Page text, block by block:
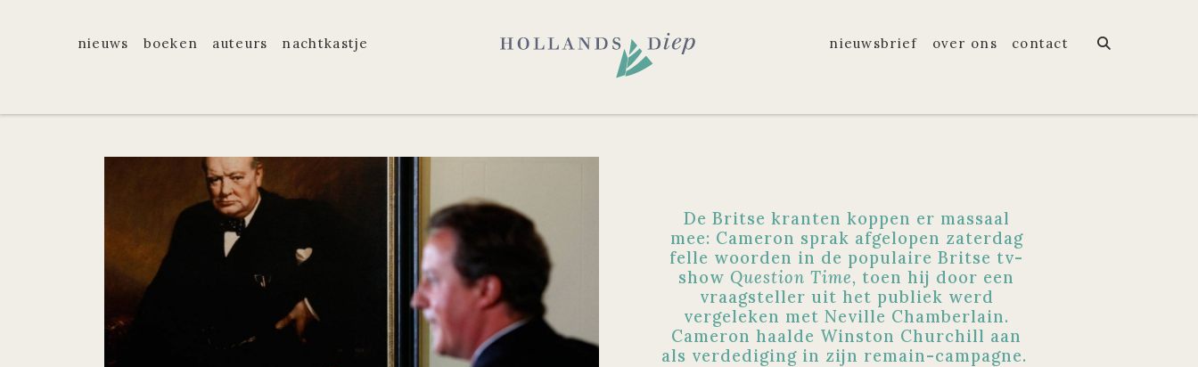
nieuws boeken auteurs nachtkastje nieuwsbrief over ons contact
De Britse kranten koppen er massaal
mee: Cameron sprak afgelopen zaterdag
felle woorden in de populaire Britse tv-
show Question Time, toen hij door een
vraagsteller uit het publiek werd
vergeleken met Neville Chamberlain.
Cameron haalde Winston Churchill aan
als verdediging in zijn remain-campagne.